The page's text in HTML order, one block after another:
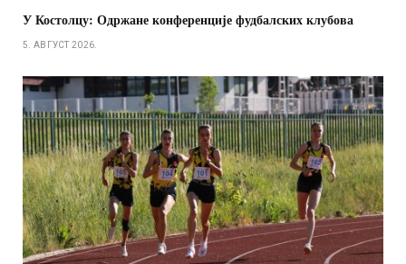
У Костолцу: Одржане конференције фудбалских клубова
5. АВГУСТ 2026.